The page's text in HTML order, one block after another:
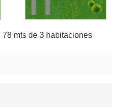
mts de 3 habitaciones